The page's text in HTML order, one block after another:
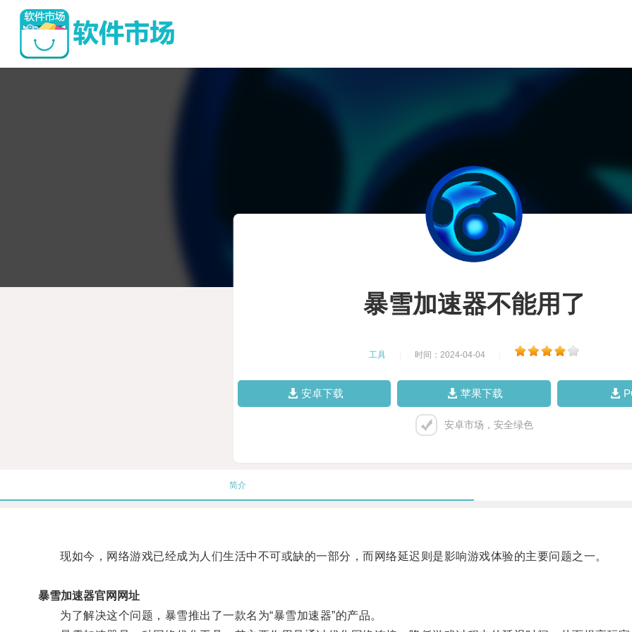
暴雪加速器不能用了
工具 时间：2024-04-04
安卓下载 苹果下载
安卓市场，安全绿色
简介
现如今，网络游戏已经成为人们生活中不可或缺的一部分，而网络延迟则是影响游戏体验的主要问题之一。
暴雪加速器官网网址
为了解决这个问题，暴雪推出了一款名为“暴雪加速器”的产品。